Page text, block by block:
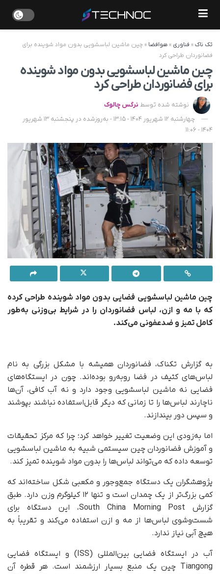
تک ناک» فناوری » هوافضا » چین ماشین لباسشویی بدون مواد شوینده برای
فضانوردان طراحی کرد
چین ماشین لباسشویی بدون مواد شوینده
برای فضانوردان طراحی کرد
نوشته شده توسط نرگس چالوک
چهارشنبه 12 شهریور 1404 - 13:15 - به‌روزشده در پنجشنبه 13 شهریور
1404 - 11:06
چین ماشین لباسشویی فضایی بدون مواد شوینده طراحی کرده
که با مه و ازن، لباس فضانوردان را در شرایط بی‌وزنی به‌طور
کامل تمیز و ضدعفونی می‌کند.
به گزارش تکناک، فضانوردان همیشه با مشکل بزرگی به نام
لباس‌های کثیف در فضا روبه‌رو بوده‌اند. چون در ایستگاه‌های
فضایی نه ماشین لباسشویی وجود دارد و نه آب کافی، آن‌ها
ناچارند لباس‌ها را تا زمانی که دیگر قابل‌استفاده نباشند بپوشند
و سپس دور بیندازند.
اما به‌زودی این وضعیت تغییر خواهد کرد؛ چرا که مرکز تحقیقات
و آموزش فضانوردان چین سیستمی شبیه به ماشین لباسشویی
توسعه داده که می‌تواند لباس‌ها را بدون مواد شوینده تمیز کند.
پژوهشگران یک دستگاه جمع‌وجور و مکعبی شکل ساخته‌اند که
کمی بزرگ‌تر از یک چمدان است و تنها ۱۲ کیلوگرم وزن دارد. طبق
گزارش South China Morning Post، این دستگاه برای
شست‌وشوی لباس‌ها از مه و ازن استفاده می‌کند و تقریباً به
هیچ آبی نیاز ندارد.
آب در ایستگاه فضایی بین‌المللی (ISS) و ایستگاه فضایی
Tiangong چین یک منبع بسیار ارزشمند است. هر قطره آن